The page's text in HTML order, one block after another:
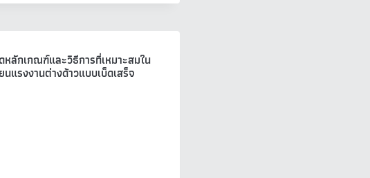
ลักเกณฑ์และวิธีการที่เหมาะสมใน
แรงงานต่างด้าวแบบเบ็ดเสร็จ